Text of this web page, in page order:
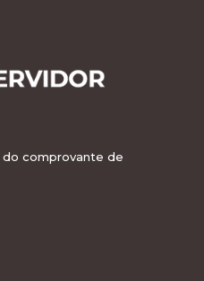
do comprovante de